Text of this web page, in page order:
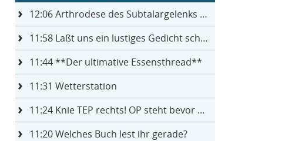
12:06Arthrodese des Subtalargelenks mit 27
11:58Laßt uns ein lustiges Gedicht schreiben- jeder einen Satz
11:44**Der ultimative Essensthread**
11:31 Wetterstation
11:24Knie TEP rechts! OP steht bevor ...
11:20Welches Buch lest ihr gerade?